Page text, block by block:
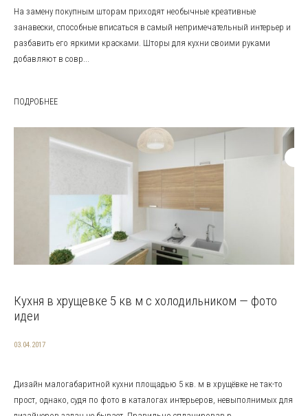
На замену покупным шторам приходят необычные креативные
занавески, способные вписаться в самый непримечательный интерьер и
разбавить его яркими красками. Шторы для кухни своими руками
добавляют в совр...
ПОДРОБНЕЕ
Кухня в хрущевке 5 кв м с холодильником — фото
идеи
03.04.2017
Дизайн малогабаритной кухни площадью 5 кв. м в хрущёвке не так-то
прост, однако, судя по фото в каталогах интерьеров, невыполнимых для